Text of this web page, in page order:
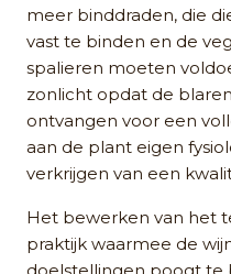
meer binddraden, die
vast te binden en de
spalieren moeten
zonlicht opdat de
ontvangen voor een
aan de plant eigen
verkrijgen van een
Het bewerken van het
praktijk waarmee de
doelstellingen poogt te